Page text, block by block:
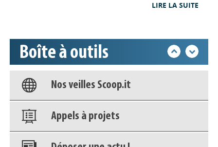
compétences en Normandie »
communauté numérique
régionale
Visuels repensés, contenus enrichis et
la formation et à l’emploi en Normandie amorce une
nouvelle étape pour fédérer ses 820 membres et stimuler
l’innovation territoriale.
LIRE LA SUITE
Boîte à outils
Base documentaire
Nos veilles Scoop.it
Appels à projets